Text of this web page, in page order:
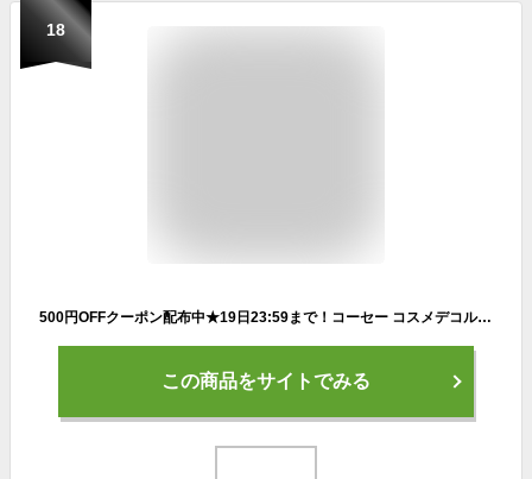
18
500円OFFクーポン配布中★19日23:59まで！コーセー コスメデコルテ COSME DECORTE リポソーム アドバンスト リペアセラム 75mL 美容液 父の日
この商品をサイトでみる